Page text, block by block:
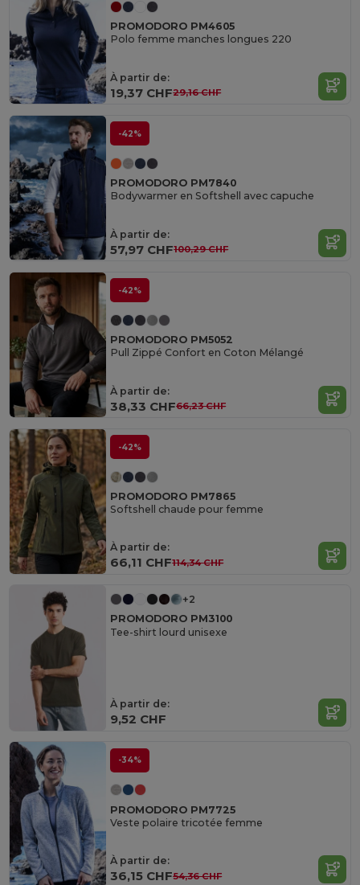
PROMODORO PM4605
Polo femme manches longues 220
À partir de:
19,37 CHF29,16 CHF
-42%
PROMODORO PM7840
Bodywarmer en Softshell avec capuche
À partir de:
57,97 CHF100,29 CHF
-42%
PROMODORO PM5052
Pull Zippé Confort en Coton Mélangé
À partir de:
38,33 CHF66,23 CHF
-42%
PROMODORO PM7865
Softshell chaude pour femme
À partir de:
66,11 CHF114,34 CHF
+2
PROMODORO PM3100
Tee-shirt lourd unisexe
À partir de:
9,52 CHF
-34%
PROMODORO PM7725
Veste polaire tricotée femme
À partir de:
36,15 CHF54,36 CHF